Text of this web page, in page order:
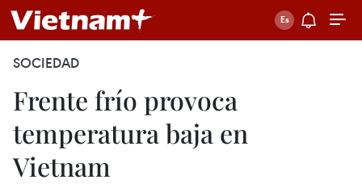
SOCIEDAD
Frente frío provoca
temperatura baja en
Vietnam